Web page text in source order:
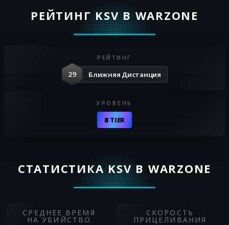
РЕЙТИНГ KSV В WARZONE
РЕЙТИНГ
29 Ближняя Дистанция
УРОВЕНЬ
B TIER
СТАТИСТИКА KSV В WARZONE
СРЕДНЕЕ ВРЕМЯ
НА УБИЙСТВО
СКОРОСТЬ
ПРИЦЕЛИВАНИЯ